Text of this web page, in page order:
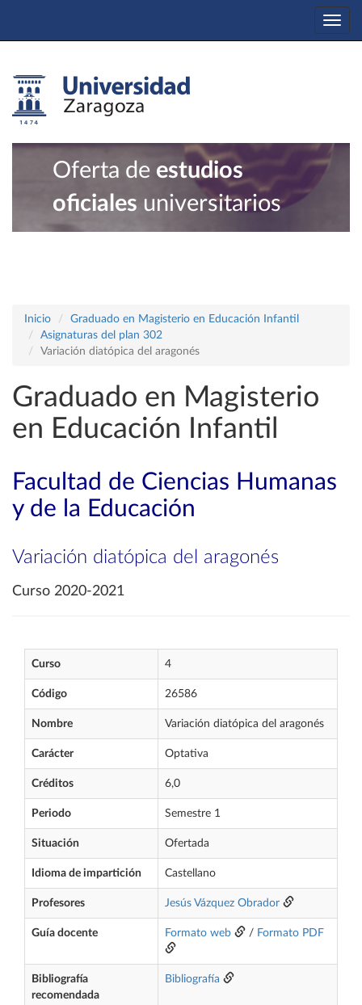
Oferta de estudios
oficiales universitarios
Inicio
Graduado en Magisterio en Educación Infantil
Asignaturas del plan 302
Variación diatópica del aragonés
Graduado en Magisterio
en Educación Infantil
Facultad de Ciencias Humanas
y de la Educación
Variación diatópica del aragonés
Curso 2020-2021
Curso 4
Código 26586
Nombre Variación diatópica del aragonés
Carácter Optativa
Créditos 6,0
Periodo Semestre 1
Situación Ofertada
Idioma de impartición Castellano
Profesores Jesús Vázquez Obrador
Guía docente Formato web / Formato PDF
Bibliografía
recomendada
Bibliografía